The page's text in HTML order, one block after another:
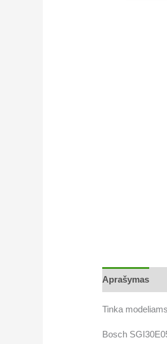
Aprašymas
Tinka
Bosch